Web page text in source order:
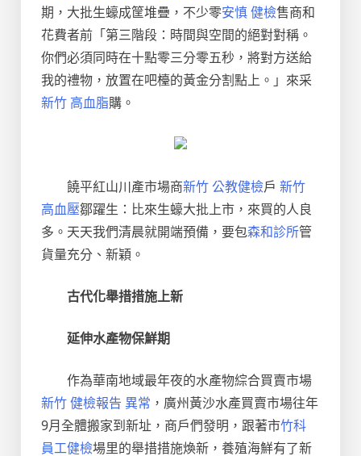
期，大批生蠔成筐堆疊，不少零安慎 健檢售商和
花費者前「第三階段：時間與空間的絕對對稱。
你們必須同時在十點零三分零五秒，將對方送給
我的禮物，放置在吧檯的黃金分割點上。」來采
新竹 高血脂購。
饒平紅山川產市場商新竹 公教健檢戶 新竹
高血壓鄒躍生：比來生蠔大批上市，來買的人良
多。天天我們清晨就開端預備，要包森和診所管
貨量充分、新穎。
古代化舉措措施上新
延伸水產物保鮮期
作為華南地域最年夜的水產物綜合買賣市場
新竹 健檢報告 異常 ，廣州黃沙水產買賣市場往年
9月全體搬家到新址，商戶們發明，跟著市竹科
員工健檢場里的舉措措施煥新，養殖海鮮有了新